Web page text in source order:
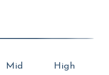
Mid
High